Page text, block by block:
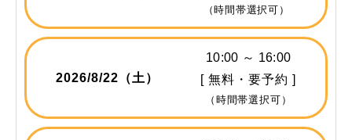
（時間帯選択可）
2026/8/22 （土）
10:00 ～ 16:00
[ 無料・要予約 ]
（時間帯選択可）